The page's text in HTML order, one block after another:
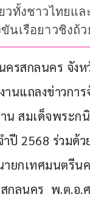
ทั้งชาวไทยแ
เรือยาวชิงถ้
รสกลนคร จัง
านแถลงข่าวก
น สมเด็จพระ
ปี 2568 ร่วมด้
ยกเทศมนตรีน
ลนคร  พ.ต.อ